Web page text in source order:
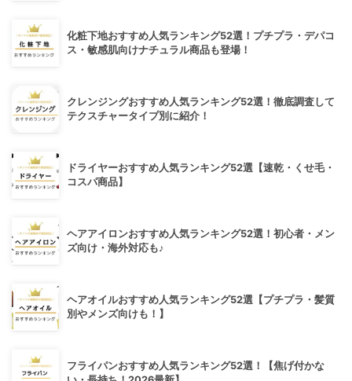
化粧下地おすすめ人気ランキング52選！プチプラ・デパコ
ス・敏感肌向けナチュラル商品も登場！
クレンジングおすすめ人気ランキング52選！徹底調査して
テクスチャータイプ別に紹介！
ドライヤーおすすめ人気ランキング52選【速乾・くせ毛・
コスパ商品】
ヘアアイロンおすすめ人気ランキング52選！初心者・メン
ズ向け・海外対応も♪
ヘアオイルおすすめ人気ランキング52選【プチプラ・髪質
別やメンズ向けも！】
フライパンおすすめ人気ランキング52選！【焦げ付かな